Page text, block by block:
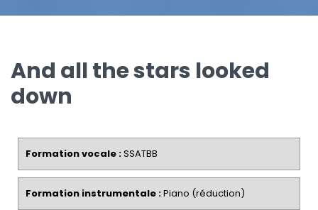
And all the stars looked
down
Formation vocale :SSATBB
Formation instrumentale :Piano (réduction)